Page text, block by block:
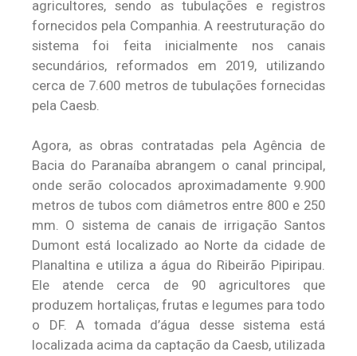
agricultores, sendo as tubulações e registros
fornecidos pela Companhia. A reestruturação do
sistema foi feita inicialmente nos canais
secundários, reformados em 2019, utilizando
cerca de 7.600 metros de tubulações fornecidas
pela Caesb.
Agora, as obras contratadas pela Agência de
Bacia do Paranaíba abrangem o canal principal,
onde serão colocados aproximadamente 9.900
metros de tubos com diâmetros entre 800 e 250
mm. O sistema de canais de irrigação Santos
Dumont está localizado ao Norte da cidade de
Planaltina e utiliza a água do Ribeirão Pipiripau.
Ele atende cerca de 90 agricultores que
produzem hortaliças, frutas e legumes para todo
o DF. A tomada d’água desse sistema está
localizada acima da captação da Caesb, utilizada